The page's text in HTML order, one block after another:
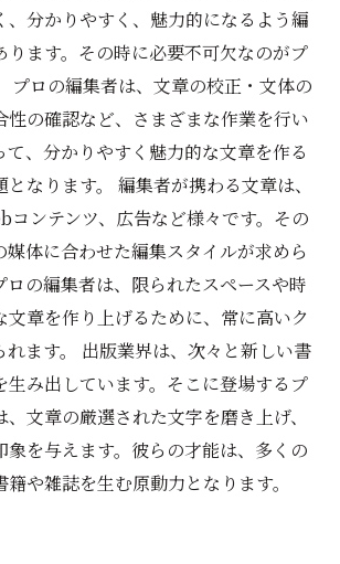
、分かりやすく、魅力的になるよう編
ります。その時に必要不可欠なのがプ
プロの編集者は、文章の校正・文体の
性の確認など、さまざまな作業を行い
て、分かりやすく魅力的な文章を作る
なります。 編集者が携わる文章は、
コンテンツ、広告など様々です。その
媒体に合わせた編集スタイルが求めら
ロの編集者は、限られたスペースや時
文章を作り上げるために、常に高いク
れます。 出版業界は、次々と新しい書
生み出しています。そこに登場するプ
文章の厳選された文字を磨き上げ、
象を与えます。彼らの才能は、多くの
や雑誌を生む原動力となります。